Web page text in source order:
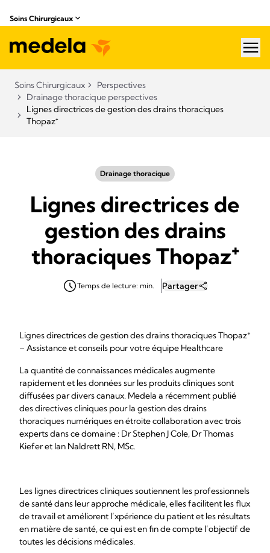
Soins Chirurgicaux
Soins Chirurgicaux
Perspectives
Drainage thoracique perspectives
Lignes directrices de gestion des drains thoraciques
Thopaz⁺
Drainage thoracique
Lignes directrices de
gestion des drains
thoraciques Thopaz⁺
Temps de lecture: min. Partager
Lignes directrices de gestion des drains thoraciques Thopaz+
– Assistance et conseils pour votre équipe Healthcare
La quantité de connaissances médicales augmente
rapidement et les données sur les produits cliniques sont
diffusées par divers canaux. Medela a récemment publié
des directives cliniques pour la gestion des drains
thoraciques numériques en étroite collaboration avec trois
experts dans ce domaine : Dr Stephen J Cole, Dr Thomas
Kiefer et Ian Naldrett RN, MSc.
Les lignes directrices cliniques soutiennent les professionnels
de santé dans leur approche médicale, elles facilitent les flux
de travail et améliorent l’xpérience du patient et les résultats
en matière de santé, ce qui est en fin de compte l’objectif de
toutes les décisions médicales.